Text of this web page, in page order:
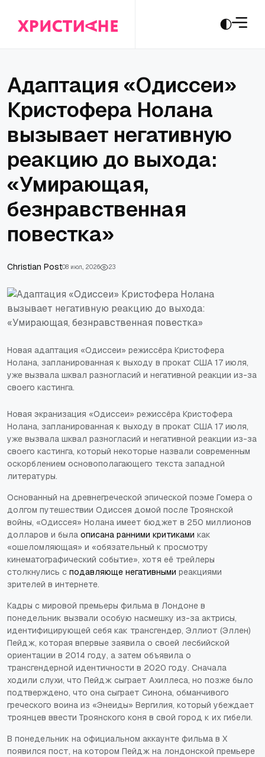
Адаптация «Одиссеи»
Кристофера Нолана
вызывает негативную
реакцию до выхода:
«Умирающая,
безнравственная
повестка»
Сhristian Post08 июл., 2026 23
Новая адаптация «Одиссеи» режиссёра Кристофера
Нолана, запланированная к выходу в прокат США 17 июля,
уже вызвала шквал разногласий и негативной реакции из-за
своего кастинга.
Новая экранизация «Одиссеи» режиссёра Кристофера
Нолана, запланированная к выходу в прокат США 17 июля,
уже вызвала шквал разногласий и негативной реакции из-за
своего кастинга, который некоторые назвали современным
оскорблением основополагающего текста западной
литературы.
Основанный на древнегреческой эпической поэме Гомера о
долгом путешествии Одиссея домой после Троянской
войны, «Одиссея» Нолана имеет бюджет в 250 миллионов
долларов и была описана ранними критиками как
«ошеломляющая» и «обязательный к просмотру
кинематографический событие», хотя её трейлеры
столкнулись с подавляюще негативными реакциями
зрителей в интернете.
Кадры с мировой премьеры фильма в Лондоне в
понедельник вызвали особую насмешку из-за актрисы,
идентифицирующей себя как трансгендер, Эллиот (Эллен)
Пейдж, которая впервые заявила о своей лесбийской
ориентации в 2014 году, а затем объявила о
трансгендерной идентичности в 2020 году. Сначала
ходили слухи, что Пейдж сыграет Ахиллеса, но позже было
подтверждено, что она сыграет Синона, обманчивого
греческого воина из «Энеиды» Вергилия, который убеждает
троянцев ввести Троянского коня в свой город к их гибели.
В понедельник на официальном аккаунте фильма в X
появился пост, на котором Пейдж на лондонской премьере